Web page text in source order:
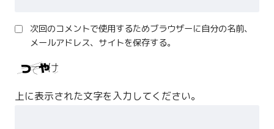
次回のコメントで使用するためブラウザーに自分の名前、
メールアドレス、サイトを保存する。
上に表示された文字を入力してください。